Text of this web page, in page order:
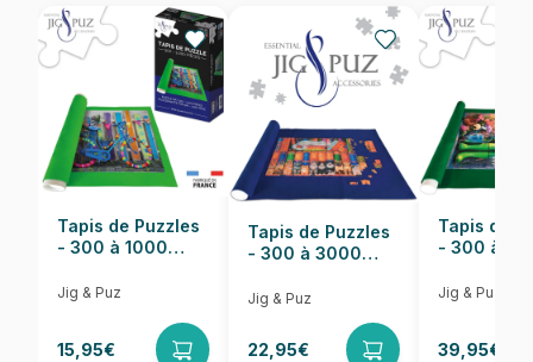
EAN 8699375067453
Nombre de pièces 1000 pièces
Dimensions 68 x 48 cm
Tapis de Puzzles
- 300 à 1000
Jig & Puz
15,95€
Tapis de Puzzles
- 300 à 3000
Jig & Puz
22,95€
Tapis de
- 300 à
Jig & Puz
39,95€